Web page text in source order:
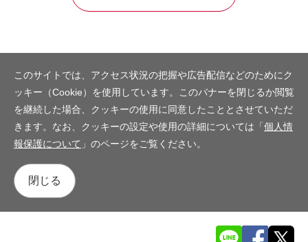
このサイトでは、アクセス状況の把握や広告配信などのためにク
ッキー（Cookie）を使用しています。このバナーを閉じるか閲覧
を継続した場合、クッキーの使用に同意したこととさせていただ
きます。なお、クッキーの設定や使用の詳細については「個人情
報保護について 」のページをご覧ください。
閉じる